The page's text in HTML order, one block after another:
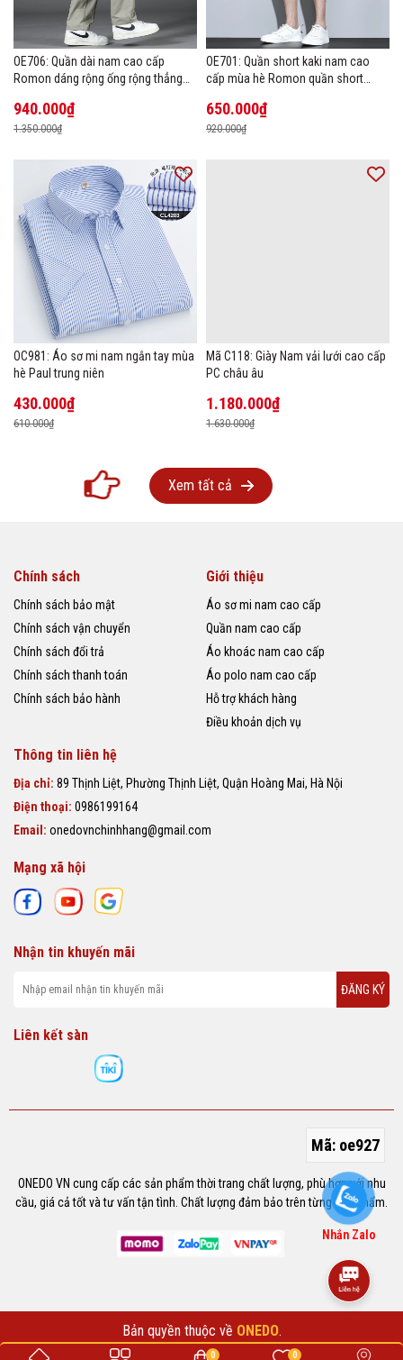
Mã: oe927
OE706: Quần dài nam cao cấp
Romon dáng rộng ống rộng thẳng
940.000₫
1.350.000₫
OE701: Quần short kaki nam cao
cấp mùa hè Romon quần short
650.000₫
920.000₫
OC981: Áo sơ mi nam ngắn tay mùa
hè Paul trung niên
430.000₫
610.000₫
Mã C118: Giày Nam vải lưới cao cấp
PC châu âu
1.180.000₫
1.630.000₫
Xem tất cả
Chính sách
Chính sách bảo mật
Chính sách vận chuyển
Chính sách đổi trả
Chính sách thanh toán
Chính sách bảo hành
Giới thiệu
Áo sơ mi nam cao cấp
Quần nam cao cấp
Áo khoác nam cao cấp
Áo polo nam cao cấp
Hỗ trợ khách hàng
Điều khoản dịch vụ
Thông tin liên hệ
Địa chỉ: 89 Thịnh Liệt, Phường Thịnh Liệt, Quận Hoàng Mai, Hà Nội
Điện thoại: 0986199164
Email: onedovnchinhhang@gmail.com
Mạng xã hội
Nhận tin khuyến mãi
ĐĂNG KÝ
Liên kết sàn
ONEDO VN cung cấp các sản phẩm thời trang chất lượng, phù hợp với nhu
cầu, giá cả tốt và tư vấn tận tình. Chất lượng đảm bảo trên từng sản phẩm.
0 0
Nhắn Zalo